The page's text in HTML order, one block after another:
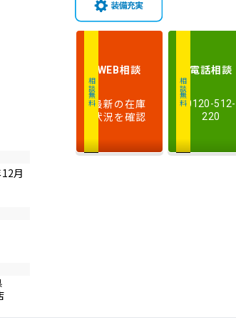
月
相談無料
WEB相談
最新の在庫
状況を確認
相談無料
電話相談
0120-512-
220